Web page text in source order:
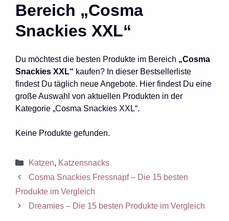
Bereich „Cosma
Snackies XXL“
Du möchtest die besten Produkte im Bereich „Cosma
Snackies XXL“ kaufen? In dieser Bestsellerliste
findest Du täglich neue Angebote. Hier findest Du eine
große Auswahl von aktuellen Produkten in der
Kategorie „Cosma Snackies XXL“.
Keine Produkte gefunden.
Kategorien
Katzen, Katzensnacks
Cosma Snackies Fressnapf – Die 15 besten
Produkte im Vergleich
Dreamies – Die 15 besten Produkte im Vergleich